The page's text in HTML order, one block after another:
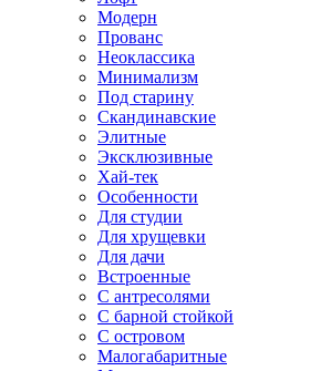
Модерн
Прованс
Неоклассика
Минимализм
Под старину
Скандинавские
Элитные
Эксклюзивные
Хай-тек
Особенности
Для студии
Для хрущевки
Для дачи
Встроенные
С антресолями
С барной стойкой
С островом
Малогабаритные